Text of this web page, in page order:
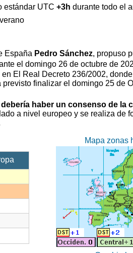
estándar UTC +3h durante todo el
España Pedro Sánchez, propuso
el domingo 26 de octubre de
El Real Decreto 236/2002,
finalizar el domingo 25 de
debería haber un consenso de la
a nivel europeo y se realiza de
Mapa zonas